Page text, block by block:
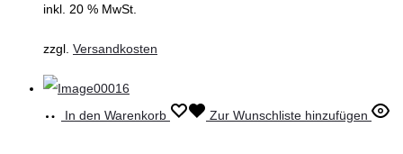
inkl. 20 % MwSt.
zzgl. Versandkosten
In den Warenkorb Zur Wunschliste hinzufügen